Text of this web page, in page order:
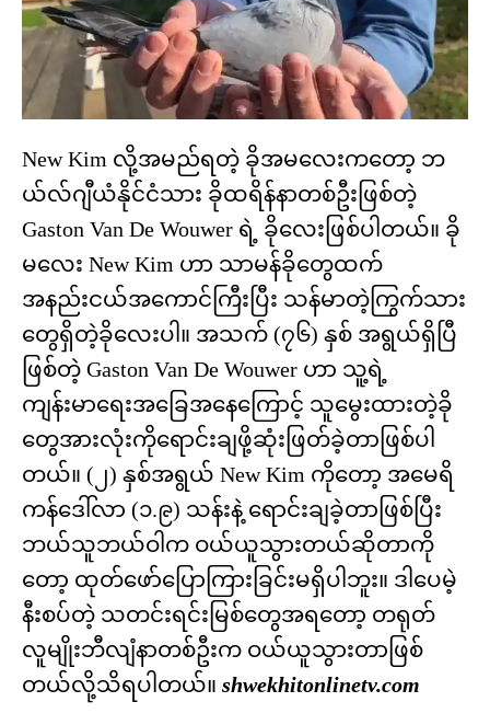
New Kim လို့အမည်ရတဲ့ ခိုအမလေးကတော့ ဘ
ယ်လ်ဂျီယံနိုင်ငံသား ခိုထရိန်နာတစ်ဦးဖြစ်တဲ့
Gaston Van De Wouwer ရဲ့ ခိုလေးဖြစ်ပါတယ်။ ခို
မလေး New Kim ဟာ သာမန်ခိုတွေထက်
အနည်းငယ်အကောင်ကြီးပြီး သန်မာတဲ့ကြွက်သား
တွေရှိတဲ့ခိုလေးပါ။ အသက် (၇၆) နှစ် အရွယ်ရှိပြီ
ဖြစ်တဲ့ Gaston Van De Wouwer ဟာ သူ့ရဲ့
ကျန်းမာရေးအခြေအနေကြောင့် သူမွေးထားတဲ့ခို
တွေအားလုံးကိုရောင်းချဖို့ဆုံးဖြတ်ခဲ့တာဖြစ်ပါ
တယ်။ (၂) နှစ်အရွယ် New Kim ကိုတော့ အမေရိ
ကန်ဒေါ်လာ (၁.၉) သန်းနဲ့ ရောင်းချခဲ့တာဖြစ်ပြီး
ဘယ်သူဘယ်ဝါက ဝယ်ယူသွားတယ်ဆိုတာကို
တော့ ထုတ်ဖော်ပြောကြားခြင်းမရှိပါဘူး။ ဒါပေမဲ့
နီးစပ်တဲ့ သတင်းရင်းမြစ်တွေအရတော့ တရုတ်
လူမျိုးဘီလျံနာတစ်ဦးက ဝယ်ယူသွားတာဖြစ်
တယ်လို့သိရပါတယ်။ shwekhitonlinetv.com